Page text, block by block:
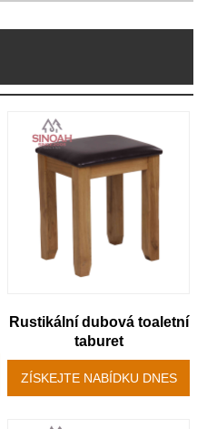
Rustikální dubová toaletní
taburet
ZÍSKEJTE NABÍDKU DNES